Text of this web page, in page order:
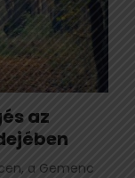
az
a Gemenc